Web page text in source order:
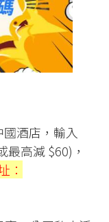
酒店，輸入
最高減 $60)，
：